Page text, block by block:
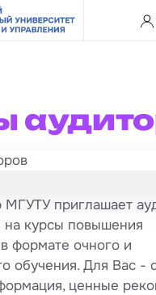
МГУТУ приглашает
на курсы повышения
формате очного и
обучения. Для Вас -
ценные